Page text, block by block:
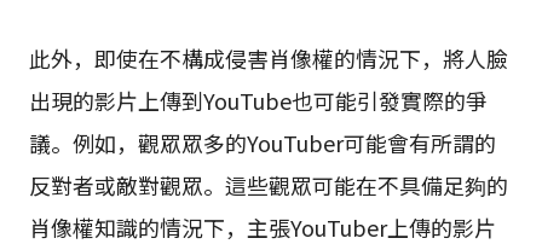
此外，即使在不構成侵害肖像權的情況下，將人臉
出現的影片上傳到YouTube也可能引發實際的爭
議。例如，觀眾眾多的YouTuber可能會有所謂的
反對者或敵對觀眾。這些觀眾可能在不具備足夠的
肖像權知識的情況下，主張YouTuber上傳的影片